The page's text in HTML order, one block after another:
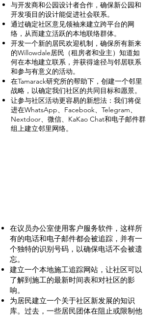
与开发商和公园设计者合作，确保新公园和
开发项目的设计能促进社会联系。
通过确定社区意见领袖来建立跨平台的网
络，从而建立活跃的本地联络群体。
开发一个新的居民欢迎机制，确保所有新来
的Willowdale居民（租房者和业主）知道如
何在本地建立联系，并获得途径与邻居联系
和参与有意义的活动。
在Tamarack研究所的帮助下，创建一个邻里
战略，以确定我们社区的共同目标和愿景。
让参与社区活动更容易的新想法：我们将促
进在WhatsApp、Facebook、Telegram、
Nextdoor、微信、KaKao Chat和电子邮件群
组上建立邻里网络。
在议员办公室使用客户服务软件，这样所
有的电话和电子邮件都会被追踪，并有一
个独特的识别号码，以确保电话不会被遗
忘。
建立一个本地施工追踪网站，让社区可以
了解到施工的最新时间表和对社区的影
响。
为居民建立一个关于社区新发展的知识
库。过去，一些居民团体在阻止或限制他